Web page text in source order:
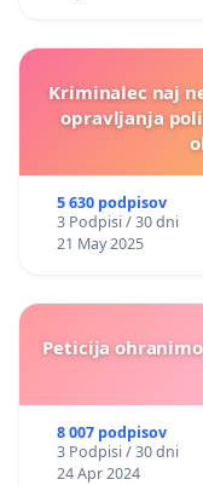
Kriminalec naj
opravljanja
5 630 podpisov
3 Podpisi / 30 dni
21 May 2025
Peticija
8 007 podpisov
3 Podpisi / 30 dni
24 Apr 2024